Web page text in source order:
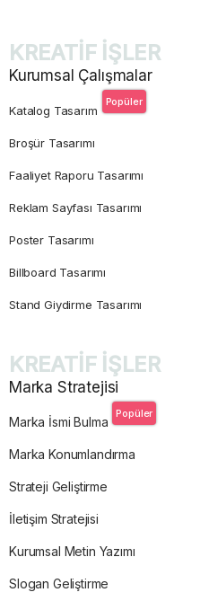
KREATİF İŞLER
Kurumsal Çalışmalar
Katalog Tasarım
Popüler
Broşür Tasarımı
Faaliyet Raporu Tasarımı
Reklam Sayfası Tasarımı
Poster Tasarımı
Billboard Tasarımı
Stand Giydirme Tasarımı
KREATİF İŞLER
Marka Stratejisi
Marka İsmi Bulma
Popüler
Marka Konumlandırma
Strateji Geliştirme
İletişim Stratejisi
Kurumsal Metin Yazımı
Slogan Geliştirme